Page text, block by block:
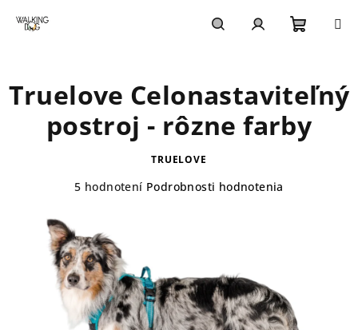
košík
Truelove Celonastaviteľný
postroj - rôzne farby
TRUELOVE
Priemerné
je
5,0
z
5
hviezdičiek.
5 hodnotení Podrobnosti hodnotenia